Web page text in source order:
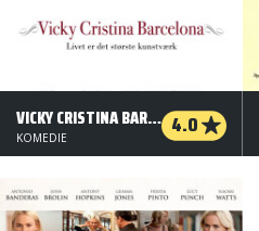
VICKY CRISTINA BARCELONA 4.0
KOMEDIE